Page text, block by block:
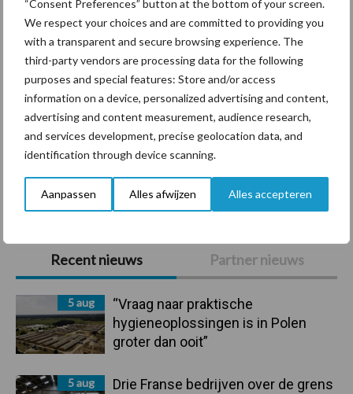
“Consent Preferences” button at the bottom of your screen.
We respect your choices and are committed to providing you
with a transparent and secure browsing experience. The
third-party vendors are processing data for the following
purposes and special features: Store and/or access
information on a device, personalized advertising and content,
advertising and content measurement, audience research,
and services development, precise geolocation data, and
identification through device scanning.
Aanpassen Alles afwijzen Alles accepteren
Primaire
Sidebar
Recent nieuws Partner nieuws
5 aug
“Vraag naar praktische
hygieneoplossingen is in Polen
groter dan ooit”
5 aug
Drie Franse bedrijven over de grens
Bedrijfsnieuws
Ligbox &
Voerhekken
Toon meer